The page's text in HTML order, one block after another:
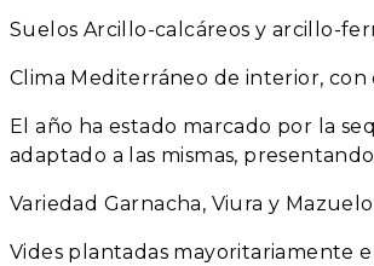
Suelos Arcillo-calcáreos y arcillo-
Clima Mediterráneo de interior,
El año ha estado marcado por la
adaptado a las mismas,
Variedad Garnacha, Viura y
Vides plantadas mayoritariamente